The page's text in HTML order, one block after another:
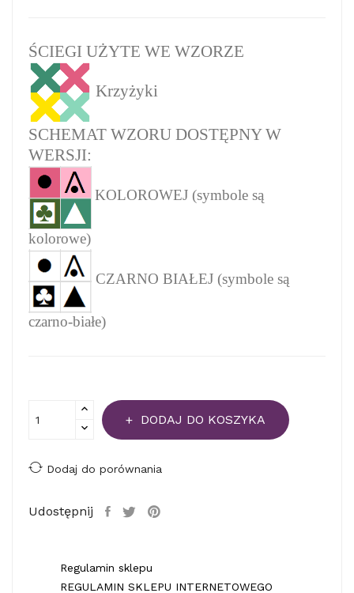
ŚCIEGI UŻYTE WE WZORZE
Krzyżyki
SCHEMAT WZORU DOSTĘPNY W
WERSJI:
KOLOROWEJ (symbole są
kolorowe)
CZARNO BIAŁEJ (symbole są
czarno-białe)
DODAJ DO KOSZYKA
Dodaj do porównania
Udostępnij
Regulamin sklepu
REGULAMIN SKLEPU INTERNETOWEGO